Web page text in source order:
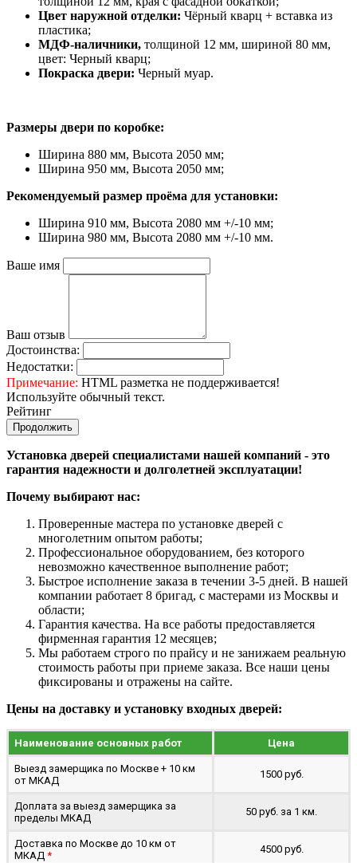
Цвет наружной отделки: Чёрный кварц + вставка из
пластика;
МДФ-наличники, толщиной 12 мм, шириной 80 мм,
цвет: Черный кварц;
Покраска двери: Черный муар.
Размеры двери по коробке:
Ширина 880 мм, Высота 2050 мм;
Ширина 950 мм, Высота 2050 мм;
Рекомендуемый размер проёма для установки:
Ширина 910 мм, Высота 2080 мм +/-10 мм;
Ширина 980 мм, Высота 2080 мм +/-10 мм.
Ваше имя
Ваш отзыв
Достоинства:
Недостатки:
Примечание: HTML разметка не поддерживается!
Используйте обычный текст.
Рейтинг
Продолжить
Установка дверей специалистами нашей компаний - это
гарантия надежности и долголетней эксплуатации!
Почему выбирают нас:
Проверенные мастера по установке дверей с
многолетним опытом работы;
Профессиональное оборудованием, без которого
невозможно качественное выполнение работ;
Быстрое исполнение заказа в течении 3-5 дней. В нашей
компании работает 8 бригад, с мастерами из Москвы и
области;
Гарантия качества. На все работы предоставляется
фирменная гарантия 12 месяцев;
Мы работаем строго по прайсу и не занижаем реальную
стоимость работы при приеме заказа. Все наши цены
фиксированы и отражены на сайте.
Цены на доставку и установку входных дверей:
Наименование основных работ Цена
Выезд замерщика по Москве + 10 км
от МКАД
1500 руб.
Доплата за выезд замерщика за
пределы МКАД
50 руб. за 1 км.
Доставка по Москве до 10 км от
МКАД *
4500 руб.